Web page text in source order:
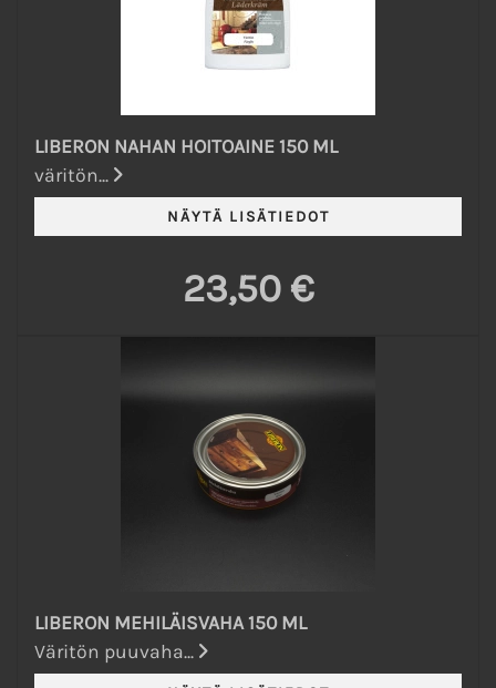
LIBERON NAHAN HOITOAINE 150 ML
väritön...
23,50 €
LIBERON MEHILÄISVAHA 150 ML
Väritön puuvaha...